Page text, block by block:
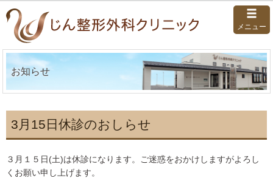
メニュー
お知らせ
3月15日休診のおしらせ
３月１５日(土)は休診になります。ご迷惑をおかけしますがよろし
くお願い申し上げます。